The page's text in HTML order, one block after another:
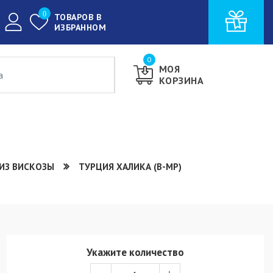
ТОВАРОВ В
ИЗБРАННОМ
0
МОЯ
КОРЗИНА
0
ВИСКОЗЫ ТУРЦИЯ ХАЛИКА (В-МР)
Укажите количество